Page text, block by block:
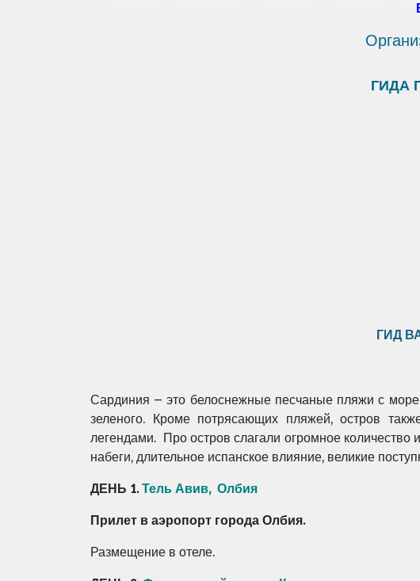
ГИДА
ГИД
Сардиния – это белоснежные песчаные пляжи с
зеленого. Кроме потрясающих пляжей, остров
легендами. Про остров слагали огромное количество
набеги, длительное испанское влияние, великие
ДЕНЬ 1. Тель Авив, Олбия
Прилет в аэропорт города Олбия.
Размещение в отеле.